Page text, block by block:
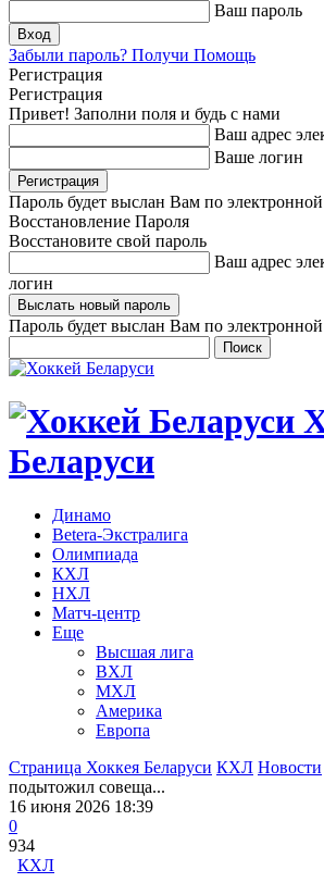
Ваш пароль
Забыли пароль? Получи Помощь
Регистрация
Регистрация
Привет! Заполни поля и будь с нами
Ваш адрес
Ваше логин
Пароль будет выслан Вам по
Восстановление Пароля
Восстановите свой пароль
Ваш адрес
логин
Пароль будет выслан Вам по
Беларуси
Динамо
Betera-Экстралига
Олимпиада
КХЛ
НХЛ
Матч-центр
Еще
Высшая лига
ВХЛ
МХЛ
Америка
Европа
Страница Хоккея Беларуси КХЛ Новости
подытожил совеща...
16 июня 2026 18:39
0
934
КХЛ